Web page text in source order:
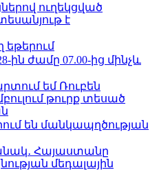
ուղեկցված
է
եթերում
ին ժամը 07.00-ից մինչև
եմ Ռուբեն
թուրք տեսած
են մանկապղծության
Հայաստանը
մեդալային